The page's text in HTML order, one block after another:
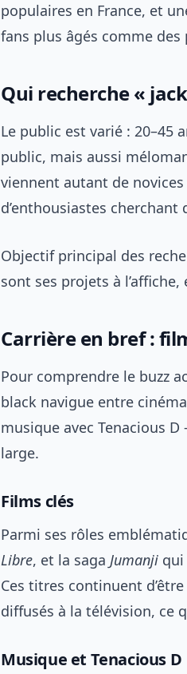
populaires en France, et
fans plus âgés comme des
Qui recherche «
Le public est varié : 20–45
public, mais aussi
viennent autant de
d’enthousiastes
Objectif principal des
sont ses projets à
Carrière en bref :
Pour comprendre le buzz
black navigue entre
musique avec Tenacious
large.
Films clés
Parmi ses rôles
Libre, et la saga Jumanji qui
Ces titres continuent
diffusés à la télévision, ce
Musique et Tenacious D